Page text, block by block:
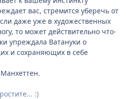
вас, стремится уберечь от
даже уже в художественных
то может действительно что-
упреждала Ватануки о
и сохраняющих в себе
:)